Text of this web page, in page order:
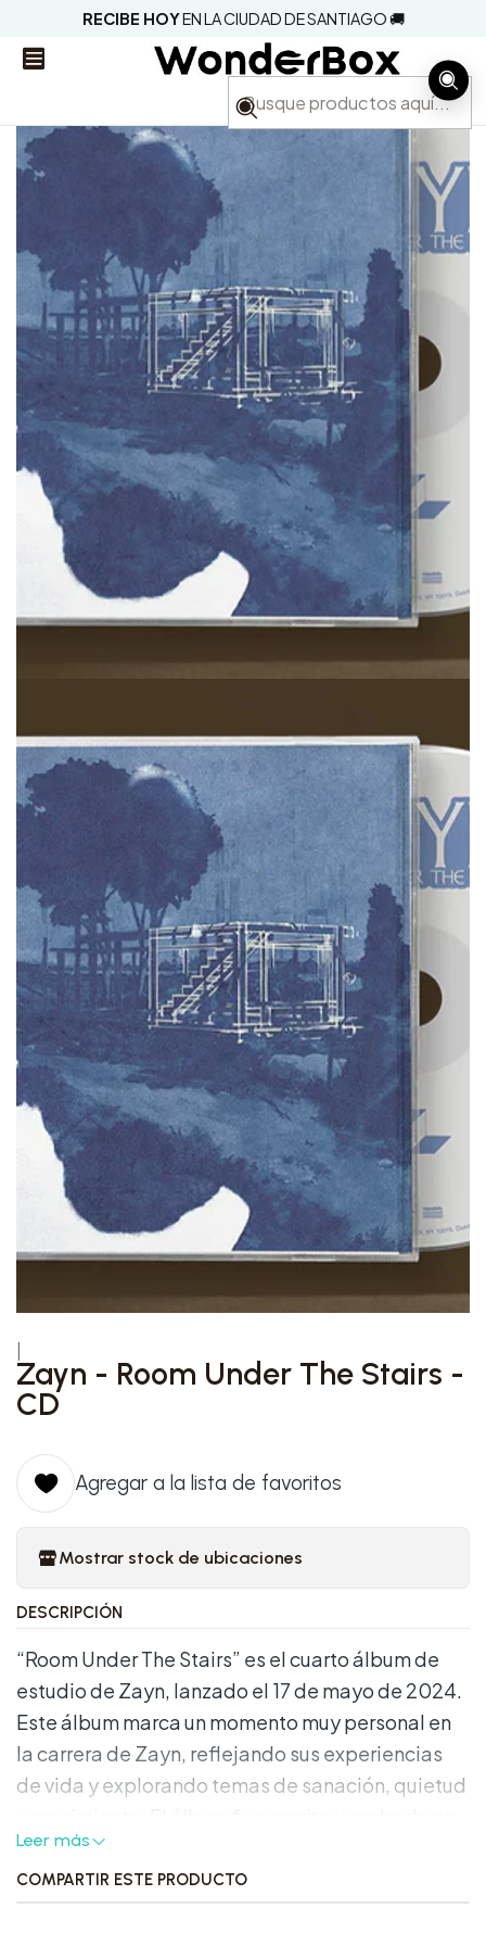
RECIBE HOYEN LA CIUDAD DE SANTIAGO 🚚
Zayn - Room Under The Stairs -
CD
Agregar a la lista de favoritos
Mostrar stock de ubicaciones
DESCRIPCIÓN
“Room Under The Stairs” es el cuarto álbum de
estudio de Zayn, lanzado el 17 de mayo de 2024.
Este álbum marca un momento muy personal en
la carrera de Zayn, reflejando sus experiencias
de vida y explorando temas de sanación, quietud
su estudio en su hogar rural en Pensilvania, y fue
co-producido por Zayn junto al galardonado
productor Dave Cobb. Esta es la primera
Leer más
COMPARTIR ESTE PRODUCTO